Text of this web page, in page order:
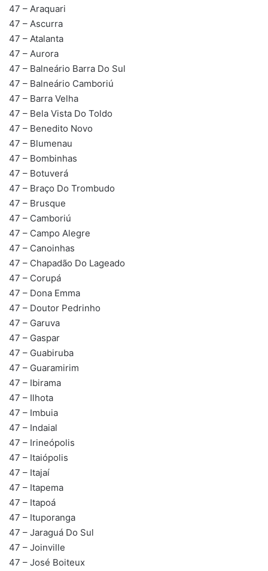
47 – Araquari
47 – Ascurra
47 – Atalanta
47 – Aurora
47 – Balneário Barra Do Sul
47 – Balneário Camboriú
47 – Barra Velha
47 – Bela Vista Do Toldo
47 – Benedito Novo
47 – Blumenau
47 – Bombinhas
47 – Botuverá
47 – Braço Do Trombudo
47 – Brusque
47 – Camboriú
47 – Campo Alegre
47 – Canoinhas
47 – Chapadão Do Lageado
47 – Corupá
47 – Dona Emma
47 – Doutor Pedrinho
47 – Garuva
47 – Gaspar
47 – Guabiruba
47 – Guaramirim
47 – Ibirama
47 – Ilhota
47 – Imbuia
47 – Indaial
47 – Irineópolis
47 – Itaiópolis
47 – Itajaí
47 – Itapema
47 – Itapoá
47 – Ituporanga
47 – Jaraguá Do Sul
47 – Joinville
47 – José Boiteux